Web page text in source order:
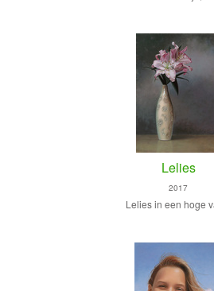
Lelies
2017
Lelies in een hoge